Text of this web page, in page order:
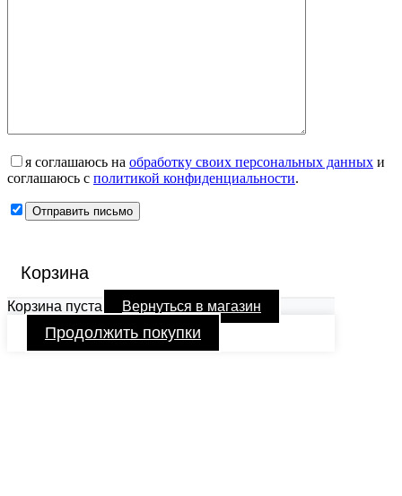
я соглашаюсь на обработку своих персональных данных и
соглашаюсь с политикой конфиденциальности.
Корзина
Корзина пуста Вернуться в магазин
Продолжить покупки